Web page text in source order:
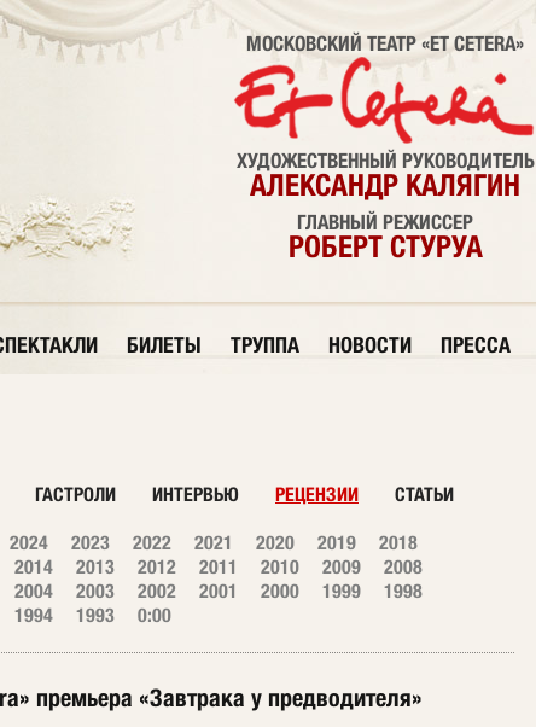
МОСКОВСКИЙ ТЕАТР «ET CETERA»
ХУДОЖЕСТВЕННЫЙ РУКОВОДИТЕЛЬ
АЛЕКСАНДР КАЛЯГИН
ГЛАВНЫЙ РЕЖИССЕР
РОБЕРТ СТУРУА
БИЛЕТЫ ТРУППА НОВОСТИ ПРЕССА
ГАСТРОЛИ ИНТЕРВЬЮ РЕЦЕНЗИИ СТАТЬИ
2024 2023 2022 2021 2020 2019
2018
2014 2013 2012 2011 2010 2009
2008
2004 2003 2002 2001 2000 1999
1998
1994 1993 0:00
премьера «Завтрака у предводителя»